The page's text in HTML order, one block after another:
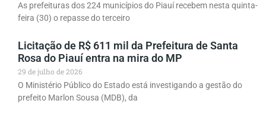
As prefeituras dos 224 municípios do Piauí recebem nesta quinta-
feira (30) o repasse do terceiro
Licitação de R$ 611 mil da Prefeitura de Santa
Rosa do Piauí entra na mira do MP
29 de julho de 2026
O Ministério Público do Estado está investigando a gestão do
prefeito Marlon Sousa (MDB), da